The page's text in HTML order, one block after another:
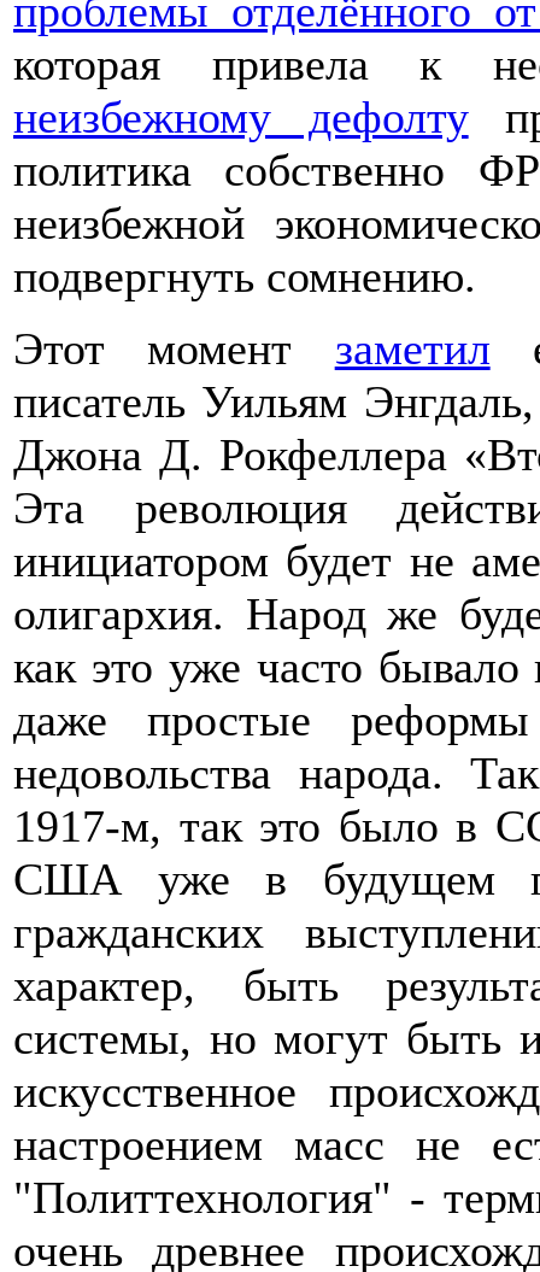
проблемы отделённого
которая привела к
неизбежному дефолту
политика собственно
неизбежной
подвергнуть сомнению.
Этот момент заметил
писатель Уильям
Джона Д. Рокфеллера
Эта революция
инициатором будет не
олигархия. Народ же
как это уже часто
даже простые
недовольства народа.
1917-м, так это было в
США уже в будущем
гражданских
характер, быть
системы, но могут быть
искусственное
настроением масс не
"Политтехнология" -
очень древнее